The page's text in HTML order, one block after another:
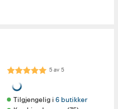
Karakter: 5.0 av 5 mulige
5av5
Tilgjengelig i 6 butikker